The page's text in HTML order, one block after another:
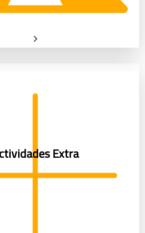
Extra
intercambios culturales, etc.